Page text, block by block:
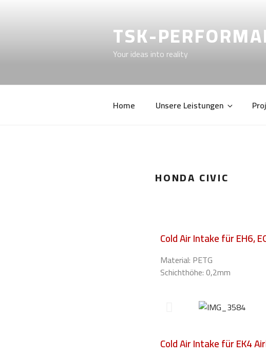
TSK-
Your ideas into reality
Home Unsere Leistungen
HONDA CIVIC
Cold Air Intake für EH6,
Material: PETG
Schichthöhe: 0,2mm
Cold Air Intake für EK4